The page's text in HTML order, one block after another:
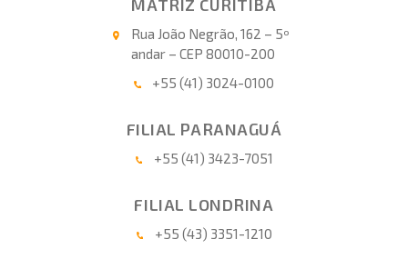
MATRIZ CURITIBA
Rua João Negrão, 162 – 5º
andar – CEP 80010-200
+55 (41) 3024-0100
FILIAL PARANAGUÁ
+55 (41) 3423-7051
FILIAL LONDRINA
+55 (43) 3351-1210